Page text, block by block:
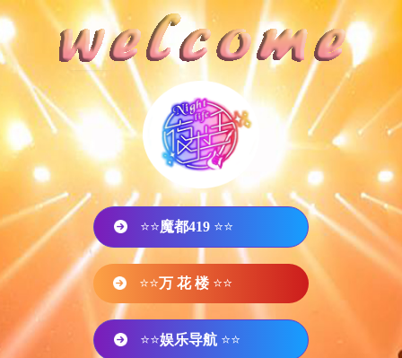
⭐⭐魔都419 ⭐⭐
⭐⭐万 花 楼 ⭐⭐
⭐⭐娱乐导航 ⭐⭐